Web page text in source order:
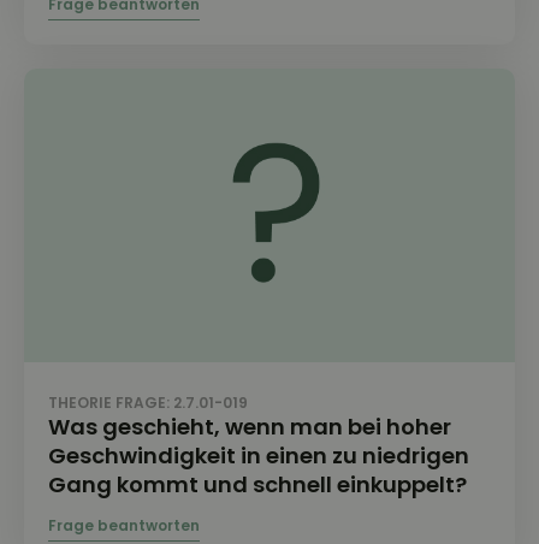
THEORIE FRAGE: 2.7.01-019
Was geschieht, wenn man bei hoher
Geschwindigkeit in einen zu niedrigen
Gang kommt und schnell einkuppelt?